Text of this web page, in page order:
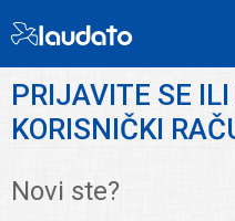
PRIJAVITE SE
KORISNIČKI
Novi ste?